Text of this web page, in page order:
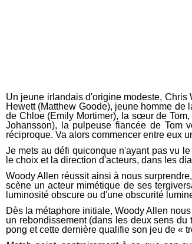
Un jeune irlandais d'origine modeste,
Hewett (Matthew Goode), jeune homme
de Chloe (Emily Mortimer), la sœur de
Johansson), la pulpeuse fiancée de Tom
réciproque. Va alors commencer entre eux
Je mets au défi quiconque n'ayant pas vu
le choix et la direction d'acteurs, dans les
Woody Allen réussit ainsi à nous
scène un acteur mimétique de ses
luminosité obscure ou d'une obscurité
Dès la métaphore initiale, Woody Allen
un rebondissement (dans les deux sens
pong et cette dernière qualifie son jeu de «